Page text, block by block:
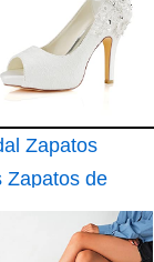
Mujer
S
Zapatos
Zapatos de
Novia de